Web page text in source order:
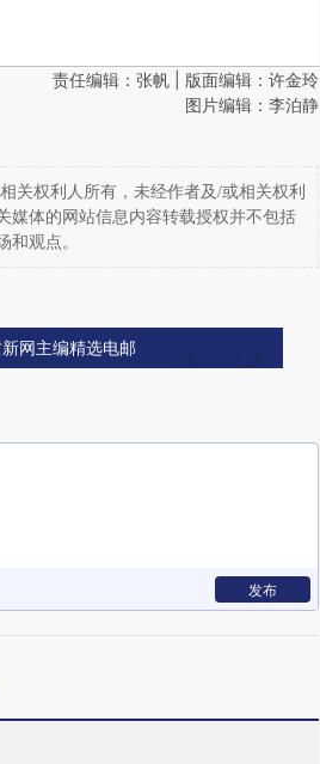
责任编辑：张帆 | 版面编辑：许金玲
图片编辑：李泊静
关权利人所有，未经作者及/或相关权利
媒体的网站信息内容转载授权并不包括
和观点。
网主编精选电邮
发布